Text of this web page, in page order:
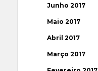
Junho 2017
Maio 2017
Abril 2017
Março 2017